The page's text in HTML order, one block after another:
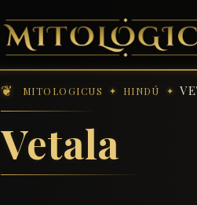
MITOLOGICUS HINDÚ
Vetala